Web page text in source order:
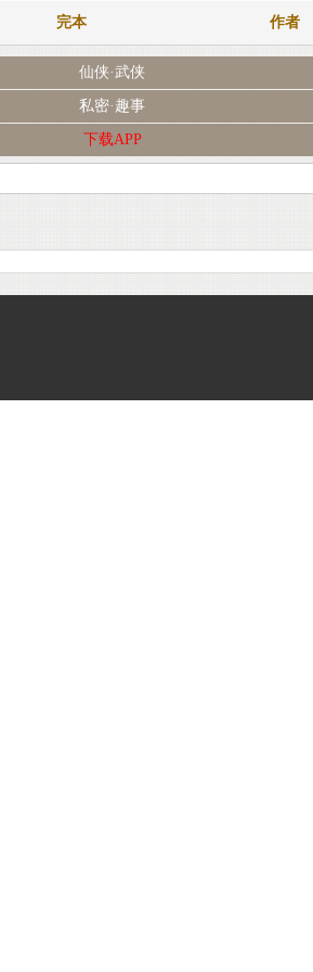
完本 作者
仙侠·武侠
私密·趣事
下载APP